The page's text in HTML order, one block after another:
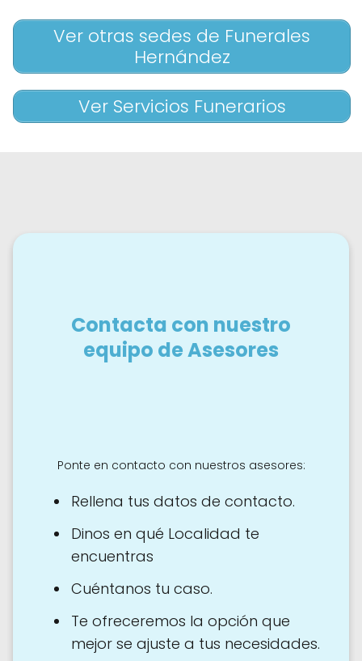
Ver otras sedes de Funerales
Hernández
Ver Servicios Funerarios
Contacta con nuestro
equipo de Asesores
Ponte en contacto con nuestros asesores:
Rellena tus datos de contacto.
Dinos en qué Localidad te
encuentras
Cuéntanos tu caso.
Te ofreceremos la opción que
mejor se ajuste a tus necesidades.